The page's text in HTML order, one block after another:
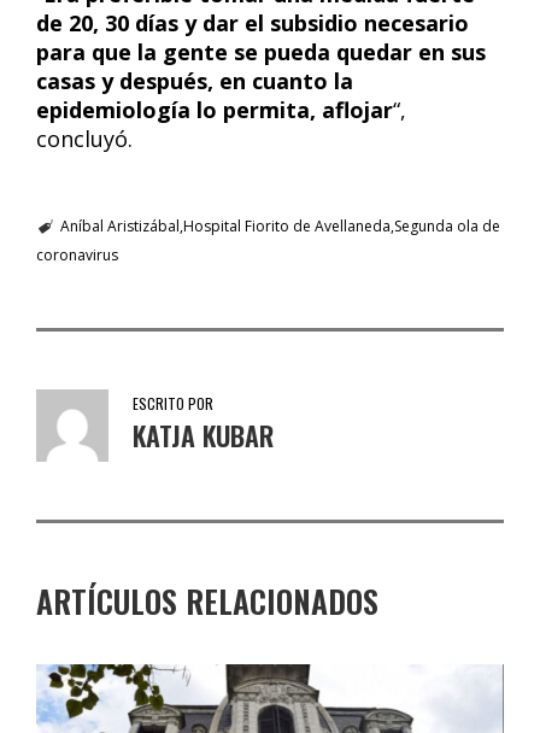
de 20, 30 días y dar el subsidio necesario
para que la gente se pueda quedar en sus
casas y después, en cuanto la
epidemiología lo permita, aflojar“,
concluyó.
Aníbal Aristizábal Hospital Fiorito de Avellaneda Segunda ola de
coronavirus
ESCRITO POR
KATJA KUBAR
ARTÍCULOS RELACIONADOS